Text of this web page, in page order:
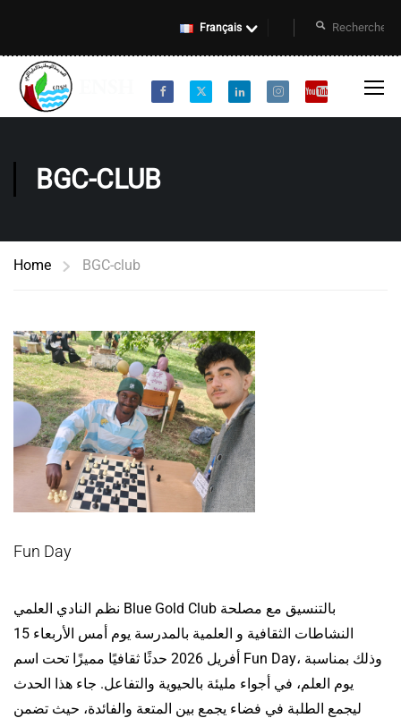
Français
BGC-CLUB
Home BGC-club
Fun Day
نظم النادي العلمي Blue Gold Club بالتنسيق مع مصلحة
النشاطات الثقافية و العلمية بالمدرسة يوم أمس الأربعاء 15
أفريل 2026 حدثًا ثقافيًا مميزًا تحت اسم Fun Day، وذلك بمناسبة
يوم العلم، في أجواء مليئة بالحيوية والتفاعل. جاء هذا الحدث
ليجمع الطلبة في فضاء يجمع بين المتعة والفائدة، حيث تضمن